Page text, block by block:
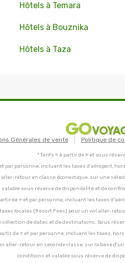
Hôtels à Temara
Hôtels à Bouznika
Hôtels à Taza
Générales de vente Politique de
* Tarifs « à partir de » et sous
et par personne, incluant les taxes d'aéroport,
retour en classe économique, sur une
valable sous réserve de disponibilité et de
partir de » et par personne, incluant les taxes
locales (Resort Fees) pour un vol aller-
sélection de dates et de destinations. Sous
partir de » et par personne, incluant les taxes,
aller-retour en seconde classe, sur la base
conditions et valable sous réserve de